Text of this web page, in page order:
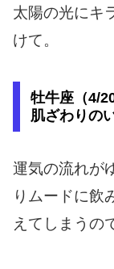
太陽の光にキ
けて。
牡牛座（4/
肌ざわりの
運気の流れが
りムードに飲
えてしまうの